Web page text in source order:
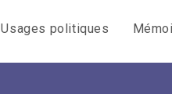
Usages politiques